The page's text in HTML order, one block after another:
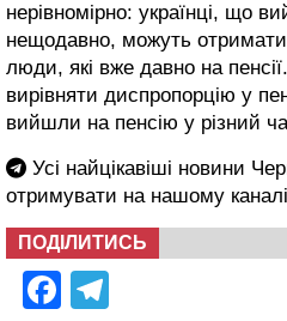
нерівномірно: українці, що
нещодавно, можуть
люди, які вже давно на
вирівняти диспропорцію у
вийшли на пенсію у різний
Усі найцікавіші новини
отримувати на нашому
ПОДІЛИТИСЬ
Facebook